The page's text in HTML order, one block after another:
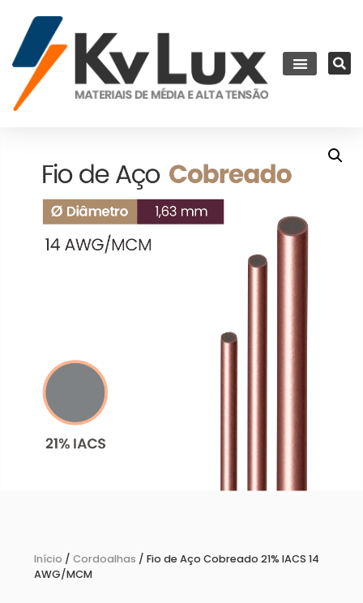
Início / Cordoalhas / Fio de Aço Cobreado 21% IACS 14
AWG/MCM